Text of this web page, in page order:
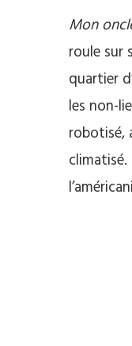
Mon
roule sur
quartier
les non-
robotisé,